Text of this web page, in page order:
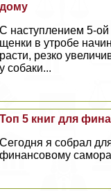
дому
С наступлением 5-
щенки в утробе
расти, резко
у собаки...
Топ 5 книг для
Сегодня я собрал
финансовому